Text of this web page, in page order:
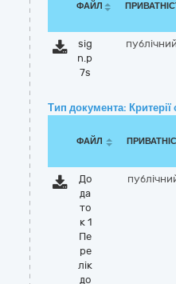
ФАЙЛ
sig
n.p
7s
публічний
Тип документа: Критерії
ФАЙЛ
До
да
то
к 1
Пе
ре
лік
до